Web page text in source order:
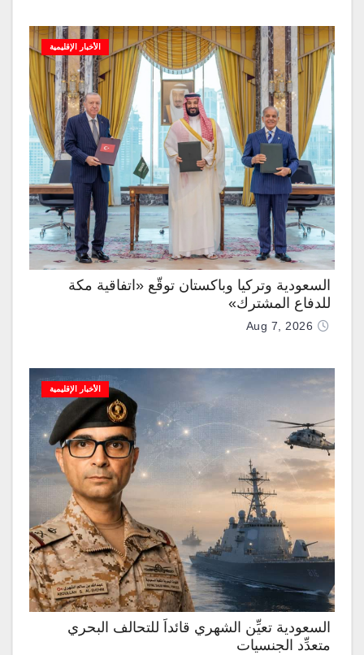
الأخبار الإقليمية
السعودية وتركيا وباكستان توقّع «اتفاقية مكة
للدفاع المشترك»
Aug 7, 2026
الأخبار الإقليمية
السعودية تعيِّن الشهري قائداً للتحالف البحري
متعدِّد الجنسيات